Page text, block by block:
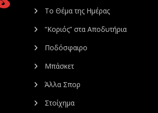
Το Θέμα της Ημέρας
“Κοριός” στα Αποδυτήρια
Ποδόσφαιρο
Μπάσκετ
Άλλα Σπορ
Στοίχημα